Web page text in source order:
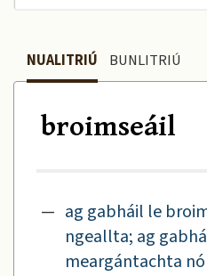
NUALITRIÚ BUNLITRIÚ
broimseáil
— ag gabháil le
ngeallta; ag
meargántachta